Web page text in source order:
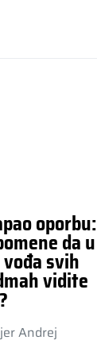
oporbu:
da u
svih
vidite
Andrej